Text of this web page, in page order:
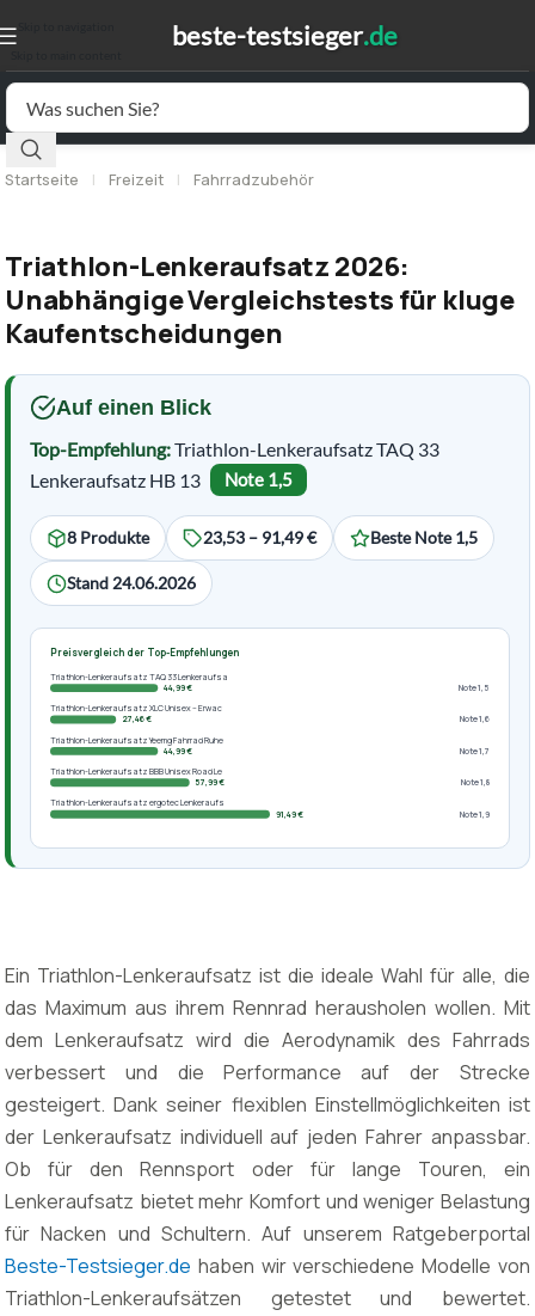
Startseite | Freizeit | Fahrradzubehör
Triathlon-Lenkeraufsatz 2026:
Unabhängige Vergleichstests für kluge
Kaufentscheidungen
Auf einen Blick
Top-Empfehlung:Triathlon-Lenkeraufsatz TAQ 33
Lenkeraufsatz HB 13
Note 1,5
8 Produkte 23,53 – 91,49 € Beste Note 1,5
Stand 24.06.2026
Preisvergleich der Top-Empfehlungen
Triathlon-Lenkeraufsatz TAQ 33 Lenkeraufsa
44,99 €
Note 1,5
Triathlon-Lenkeraufsatz XLC Unisex – Erwac
27,46 €
Note 1,6
Triathlon-Lenkeraufsatz Yeemg Fahrrad Ruhe
44,99 €
Note 1,7
Triathlon-Lenkeraufsatz BBB Unisex Road Le
57,99 €
Note 1,8
Triathlon-Lenkeraufsatz ergotec Lenkeraufs
91,49 €
Note 1,9
Ein Triathlon-Lenkeraufsatz ist die ideale Wahl für alle, die
das Maximum aus ihrem Rennrad herausholen wollen. Mit
dem Lenkeraufsatz wird die Aerodynamik des Fahrrads
verbessert und die Performance auf der Strecke
gesteigert. Dank seiner flexiblen Einstellmöglichkeiten ist
der Lenkeraufsatz individuell auf jeden Fahrer anpassbar.
Ob für den Rennsport oder für lange Touren, ein
Lenkeraufsatz bietet mehr Komfort und weniger Belastung
für Nacken und Schultern. Auf unserem Ratgeberportal
Beste-Testsieger.de haben wir verschiedene Modelle von
Triathlon-Lenkeraufsätzen getestet und bewertet.